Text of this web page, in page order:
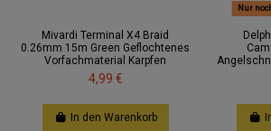
Mivardi Terminal X4 Braid
0.26mm 15m Green Geflochtenes
Vorfachmaterial Karpfen
4,99 €
In den Warenkorb
Nur